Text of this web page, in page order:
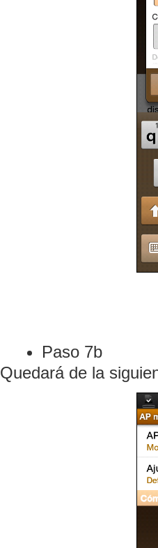
Paso 7b
Quedará de la